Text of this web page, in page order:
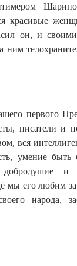
красивые
он, и
ним
первого
писатели и
вся
умение быть
и
мы его любим за
народа,